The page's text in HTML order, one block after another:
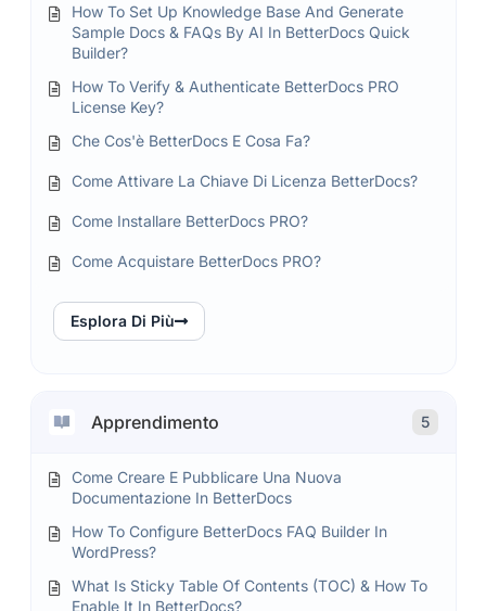
How To Set Up Knowledge Base And Generate
Sample Docs & FAQs By AI In BetterDocs Quick
Builder?
How To Verify & Authenticate BetterDocs PRO
License Key?
Che Cos'è BetterDocs E Cosa Fa?
Come Attivare La Chiave Di Licenza BetterDocs?
Come Installare BetterDocs PRO?
Come Acquistare BetterDocs PRO?
Esplora Di Più
Apprendimento 5
Come Creare E Pubblicare Una Nuova
Documentazione In BetterDocs
How To Configure BetterDocs FAQ Builder In
WordPress?
What Is Sticky Table Of Contents (TOC) & How To
Enable It In BetterDocs?